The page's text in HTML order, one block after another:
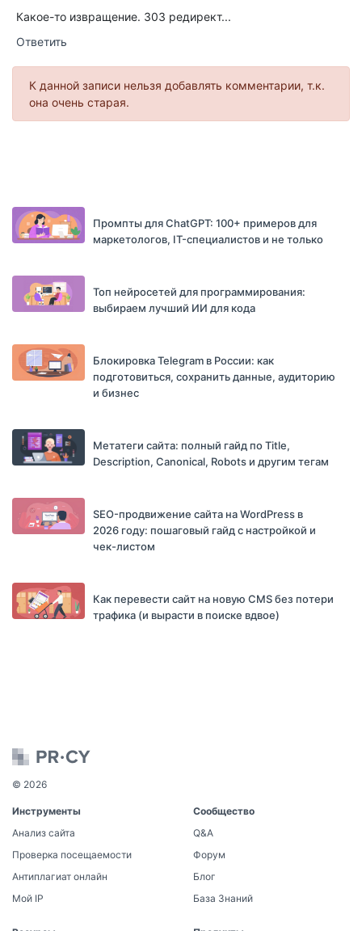
Какое-то извращение. 303 редирект...
Ответить
К данной записи нельзя добавлять комментарии, т.к.
она очень старая.
Промпты для ChatGPT: 100+ примеров для
маркетологов, IT-специалистов и не только
Топ нейросетей для программирования:
выбираем лучший ИИ для кода
Блокировка Telegram в России: как
подготовиться, сохранить данные, аудиторию
и бизнес
Метатеги сайта: полный гайд по Title,
Description, Canonical, Robots и другим тегам
SEO-продвижение сайта на WordPress в
2026 году: пошаговый гайд с настройкой и
чек-листом
Как перевести сайт на новую CMS без потери
трафика (и вырасти в поиске вдвое)
© 2026
Инструменты
Анализ сайта
Проверка посещаемости
Антиплагиат онлайн
Мой IP
Сообщество
Q&A
Форум
Блог
База Знаний